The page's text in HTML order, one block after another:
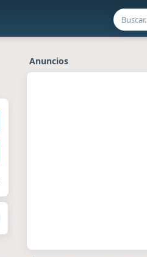
Anuncios